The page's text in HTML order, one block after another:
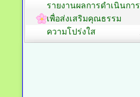
รายงานผลการดำเนินการ
เพื่อส่งเสริมคุณธรรม
ความโปร่งใส